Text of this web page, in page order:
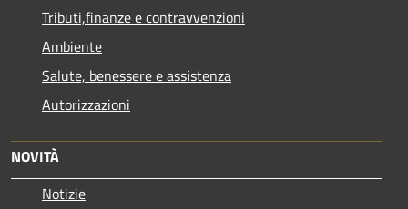
Tributi,finanze e contravvenzioni
Ambiente
Salute, benessere e assistenza
Autorizzazioni
NOVITÀ
Notizie